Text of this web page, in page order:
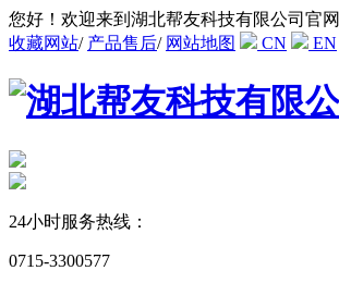
您好！欢迎来到湖北帮友科技有限公司官网
收藏网站/ 产品售后/ 网站地图 CN EN
24小时服务热线：
0715-3300577